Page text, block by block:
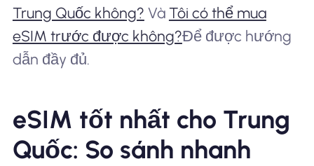
Trung Quốc không? Và Tôi có thể mua
eSIM trước được không?Để được hướng
dẫn đầy đủ.
eSIM tốt nhất cho Trung
Quốc: So sánh nhanh